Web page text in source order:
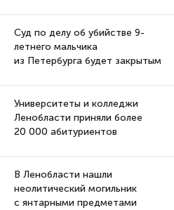
Суд по делу об убийстве 9-
летнего мальчика
из Петербурга будет закрытым
Университеты и колледжи
Ленобласти приняли более
20 000 абитуриентов
В Ленобласти нашли
неолитический могильник
с янтарными предметами